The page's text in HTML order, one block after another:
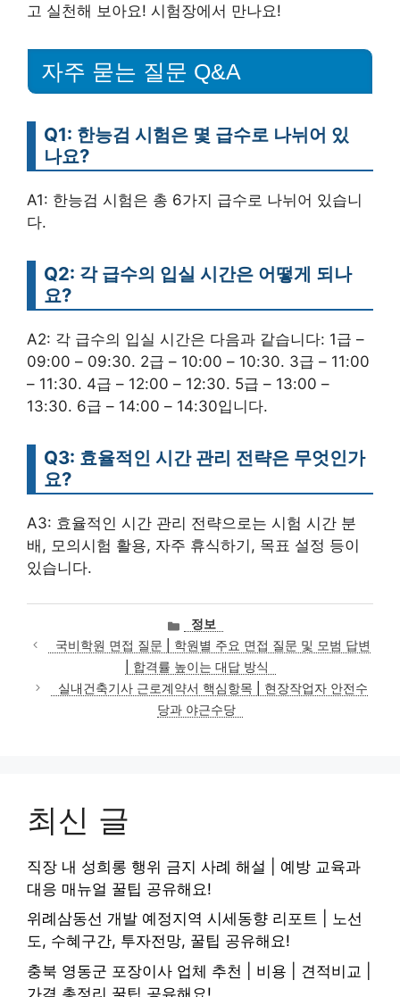
고 실천해 보아요! 시험장에서 만나요!
자주 묻는 질문 Q&A
Q1: 한능검 시험은 몇 급수로 나뉘어 있
나요?
A1: 한능검 시험은 총 6가지 급수로 나뉘어 있습니
다.
Q2: 각 급수의 입실 시간은 어떻게 되나
요?
A2: 각 급수의 입실 시간은 다음과 같습니다: 1급 –
09:00 – 09:30. 2급 – 10:00 – 10:30. 3급 – 11:00
– 11:30. 4급 – 12:00 – 12:30. 5급 – 13:00 –
13:30. 6급 – 14:00 – 14:30입니다.
Q3: 효율적인 시간 관리 전략은 무엇인가
요?
A3: 효율적인 시간 관리 전략으로는 시험 시간 분
배, 모의시험 활용, 자주 휴식하기, 목표 설정 등이
있습니다.
카
테
고
리
정보
국비학원 면접 질문 | 학원별 주요 면접 질문 및 모범 답변
| 합격률 높이는 대답 방식
실내건축기사 근로계약서 핵심항목 | 현장작업자 안전수
당과 야근수당
최신 글
직장 내 성희롱 행위 금지 사례 해설 | 예방 교육과
대응 매뉴얼 꿀팁 공유해요!
위례삼동선 개발 예정지역 시세동향 리포트 | 노선
도, 수혜구간, 투자전망, 꿀팁 공유해요!
충북 영동군 포장이사 업체 추천 | 비용 | 견적비교 |
가격 총정리 꿀팁 공유해요!